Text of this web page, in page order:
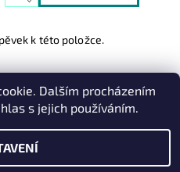
k této položce.
Oázakabelek
práva vyhrazena
Dalším procházením
s jejich používáním.